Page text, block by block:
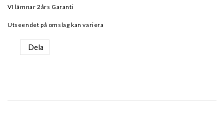
VI lämnar 2års Garanti
Utseendet på omslag kan variera
Dela